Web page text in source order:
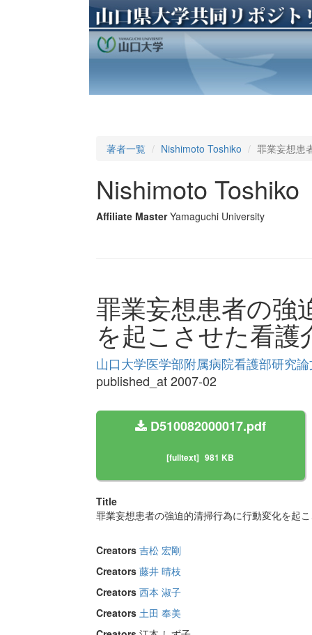
著者一覧 Nishimoto Toshiko 罪業妄想患
Nishimoto Toshiko
Affiliate Master Yamaguchi University
罪業妄想患者の強
を起こさせた看護
山口大学医学部附属病院看護部研究
published_at 2007-02
D510082000017.pdf
[fulltext] 981 KB
Title
罪業妄想患者の強迫的清掃行為に行動変化を起
Creators 吉松 宏剛
Creators 藤井 晴枝
Creators 西本 淑子
Creators 土田 奉美